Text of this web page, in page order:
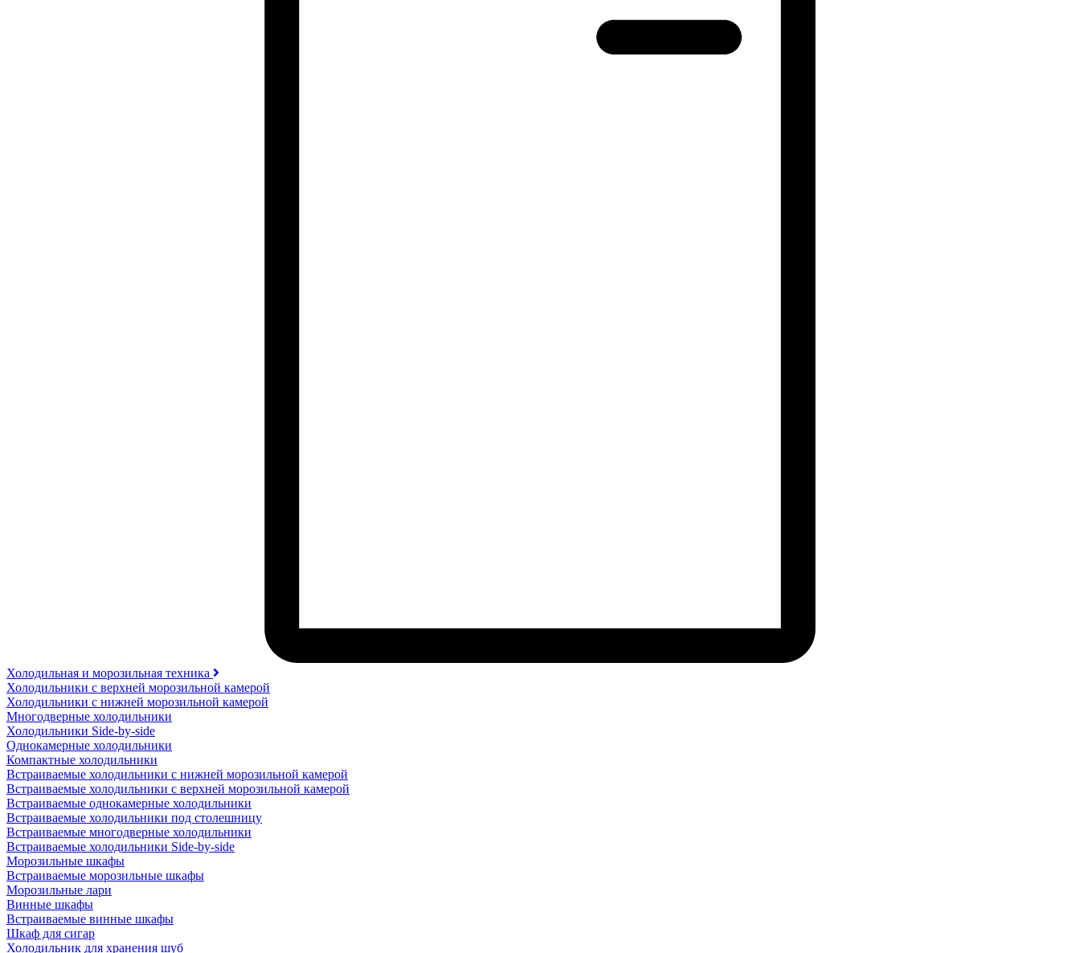
Холодильная и морозильная техника
Холодильники с верхней морозильной камерой
Холодильники с нижней морозильной камерой
Многодверные холодильники
Холодильники Side-by-side
Однокамерные холодильники
Компактные холодильники
Встраиваемые холодильники с нижней морозильной камерой
Встраиваемые холодильники с верхней морозильной камерой
Встраиваемые однокамерные холодильники
Встраиваемые холодильники под столешницу
Встраиваемые многодверные холодильники
Встраиваемые холодильники Side-by-side
Морозильные шкафы
Встраиваемые морозильные шкафы
Морозильные лари
Винные шкафы
Встраиваемые винные шкафы
Шкаф для сигар
Холодильник для хранения шуб